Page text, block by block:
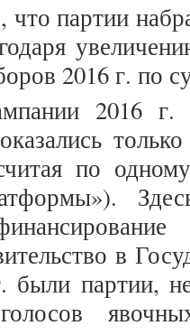
что партии
2016 г. по
2016 г.
по
в
были партии,